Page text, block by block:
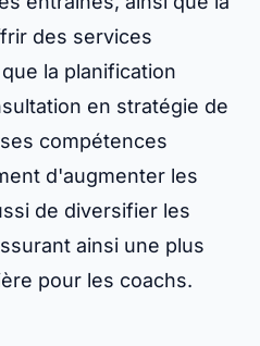
des services
la planification
en stratégie de
compétences
d'augmenter les
de diversifier les
ainsi une plus
pour les coachs.